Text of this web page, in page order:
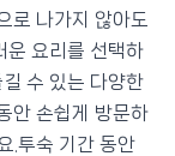
로 나가지 않아도
운 요리를 선택하
수 있는 다양한
안 손쉽게 방문하
.투숙 기간 동안